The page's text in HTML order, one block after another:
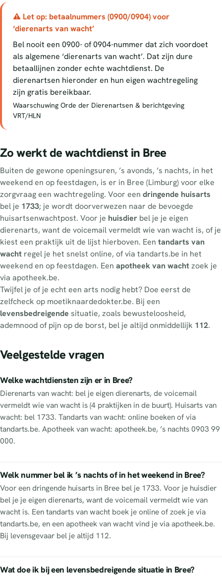
⚠ Let op: betaalnummers (0900/0904) voor
‘dierenarts van wacht’
Bel nooit een 0900- of 0904-nummer dat zich voordoet
als algemene ‘dierenarts van wacht’. Dat zijn dure
betaallijnen zonder echte wachtdienst. De
dierenartsen hieronder en hun eigen wachtregeling
zijn gratis bereikbaar.
Waarschuwing Orde der Dierenartsen & berichtgeving
VRT/HLN
Zo werkt de wachtdienst in Bree
Buiten de gewone openingsuren, ’s avonds, ’s nachts, in het
weekend en op feestdagen, is er in Bree (Limburg) voor elke
zorgvraag een wachtregeling. Voor een dringende huisarts
bel je 1733; je wordt doorverwezen naar de bevoegde
huisartsenwachtpost. Voor je huisdier bel je je eigen
dierenarts, want de voicemail vermeldt wie van wacht is, of je
kiest een praktijk uit de lijst hierboven. Een tandarts van
wacht regel je het snelst online, of via tandarts.be in het
weekend en op feestdagen. Een apotheek van wachtzoek je
via apotheek.be.
Twijfel je of je echt een arts nodig hebt? Doe eerst de
zelfcheck op moetiknaardedokter.be. Bij een
levensbedreigende situatie, zoals bewusteloosheid,
ademnood of pijn op de borst, bel je altijd onmiddellijk 112.
Veelgestelde vragen
Welke wachtdiensten zijn er in Bree?
Dierenarts van wacht: bel je eigen dierenarts, de voicemail
vermeldt wie van wacht is (4 praktijken in de buurt). Huisarts van
wacht: bel 1733. Tandarts van wacht: online boeken of via
tandarts.be. Apotheek van wacht: apotheek.be, ’s nachts 0903 99
000.
Welk nummer bel ik ’s nachts of in het weekend in Bree?
Voor een dringende huisarts in Bree bel je 1733. Voor je huisdier
bel je je eigen dierenarts, want de voicemail vermeldt wie van
wacht is. Een tandarts van wacht boek je online of zoek je via
tandarts.be, en een apotheek van wacht vind je via apotheek.be.
Bij levensgevaar bel je altijd 112.
Wat doe ik bij een levensbedreigende situatie in Bree?